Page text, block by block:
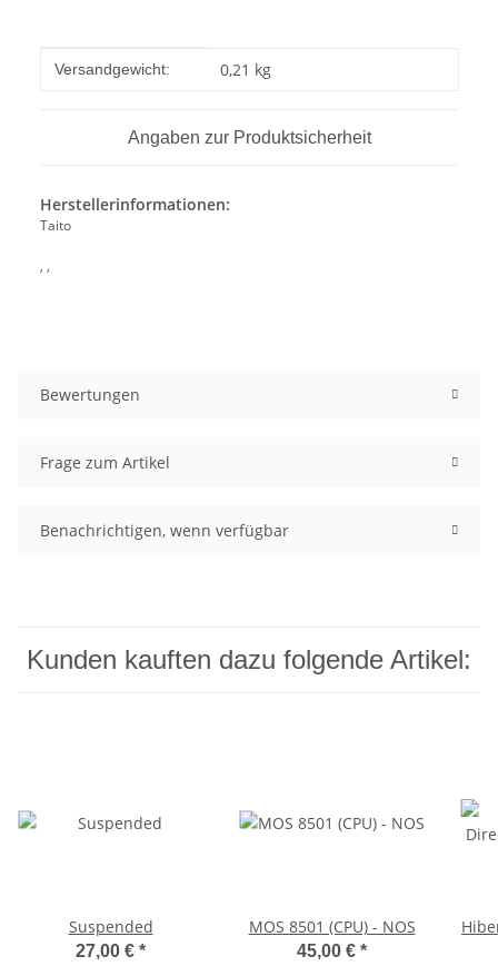
Produkteigenschaft
Wert
Versandgewicht: 0,21 kg
Angaben zur Produktsicherheit
Herstellerinformationen:
Taito
, ,
Bewertungen
Frage zum Artikel
Benachrichtigen, wenn verfügbar
Kunden kauften dazu folgende Artikel:
Suspended
27,00 € *
MOS 8501 (CPU) - NOS
45,00 € *